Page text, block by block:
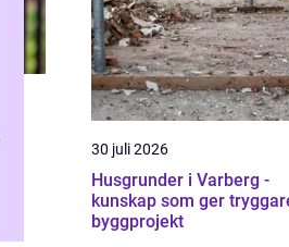
30 juli 2026
Husgrunder i Varberg -
kunskap som ger
byggprojekt